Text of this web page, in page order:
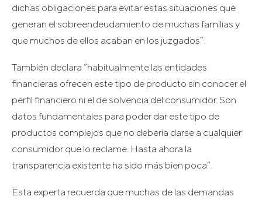
dichas obligaciones para evitar estas situaciones que
generan el sobreendeudamiento de muchas familias y
que muchos de ellos acaban en los juzgados”.
También declara “habitualmente las entidades
financieras ofrecen este tipo de producto sin conocer el
perfil financiero ni el de solvencia del consumidor. Son
datos fundamentales para poder dar este tipo de
productos complejos que no debería darse a cualquier
consumidor que lo reclame. Hasta ahora la
transparencia existente ha sido más bien poca”.
Esta experta recuerda que muchas de las demandas